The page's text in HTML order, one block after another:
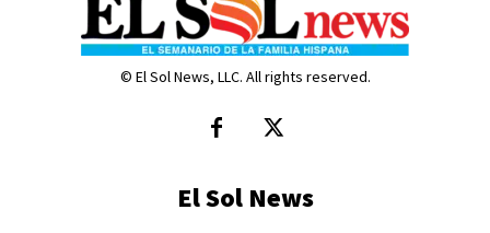
© El Sol News, LLC. All rights reserved.
El Sol News